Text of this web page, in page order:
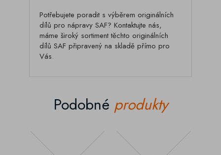
Potřebujete poradit s výběrem originálních
dílů pro nápravy SAF? Kontaktujte nás,
máme široký sortiment těchto originálních
dílů SAF připravený na skladě přímo pro
Vás.
Podobné produkty